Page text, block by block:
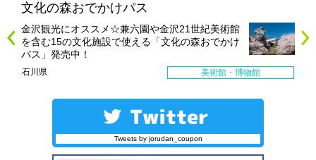
文化の森おでかけパス
金沢観光にオススメ☆兼六園や金沢21世紀美術館
を含む15の文化施設で使える「文化の森おでかけ
パス」発売中！
石川県 美術館・博物館
Tweets by jorudan_coupon